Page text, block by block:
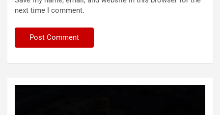
next time I comment.